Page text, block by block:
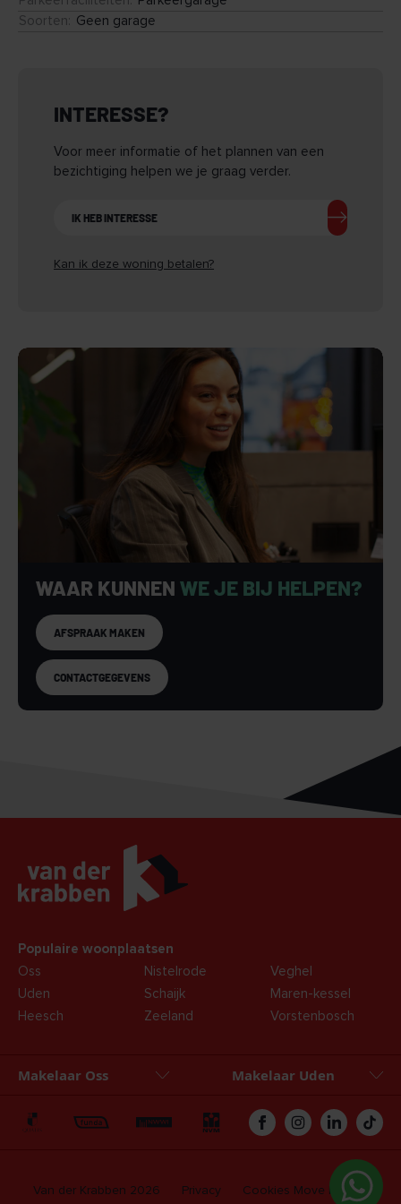
- Jouw bruto maandinkomen dient 4 keer de maandhuur te
bedragen (3,5 keer is bespreekbaar). Vakantiegeld en vaste
- Bij kandidaat huurders welke beide een AOW ontvangen,
- Borgstelling van twee maanden huur;
- Je dient te beschikken over een arbeidscontract van
- Nul (0)-uren-contracten kunnen niet worden meegeteld.
Contracten via een detacheringsbureau/ uitzendbureau/
voorwaarden.
Soorten
Geen garage
INTERESSE?
Voor meer informatie of het plannen van een
bezichtiging helpen we je graag verder.
IK HEB INTERESSE
Kan ik deze woning betalen?
WAAR KUNNEN WE JE BIJ HELPEN?
AFSPRAAK MAKEN
CONTACTGEGEVENS
Populaire woonplaatsen
Oss
Uden
Heesch
Nistelrode
Schaijk
Zeeland
Veghel
Maren-kessel
Vorstenbosch
Makelaar Oss Makelaar Uden
Van der Krabben 2026 Privacy Cookies Move login
Oss Uden Zakelijk Hypotheken